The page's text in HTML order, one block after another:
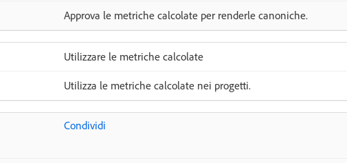
Approva le metriche calcolate per renderle canoniche.
Utilizzare le metriche calcolate
Utilizza le metriche calcolate nei progetti.
Condividi